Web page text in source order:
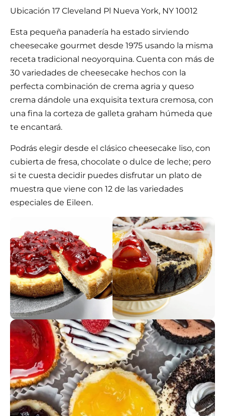
Ubicación 17 Cleveland Pl Nueva York, NY 10012
Esta pequeña panadería ha estado sirviendo
cheesecake gourmet desde 1975 usando la misma
receta tradicional neoyorquina. Cuenta con más de
30 variedades de cheesecake hechos con la
perfecta combinación de crema agria y queso
crema dándole una exquisita textura cremosa, con
una fina la corteza de galleta graham húmeda que
te encantará.
Podrás elegir desde el clásico cheesecake liso, con
cubierta de fresa, chocolate o dulce de leche; pero
si te cuesta decidir puedes disfrutar un plato de
muestra que viene con 12 de las variedades
especiales de Eileen.